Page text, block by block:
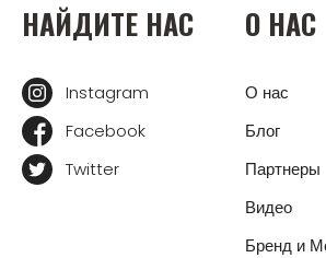
НАЙДИТЕ НАС
Instagram
Facebook
Twitter
О НАС
О нас
Блог
Партнеры
Видео
Бренд и